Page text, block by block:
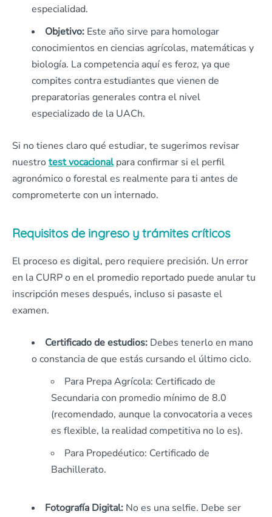
especialidad.
Objetivo: Este año sirve para homologar
conocimientos en ciencias agrícolas, matemáticas y
biología. La competencia aquí es feroz, ya que
compites contra estudiantes que vienen de
preparatorias generales contra el nivel
especializado de la UACh.
Si no tienes claro qué estudiar, te sugerimos revisar
nuestro test vocacionalpara confirmar si el perfil
agronómico o forestal es realmente para ti antes de
comprometerte con un internado.
Requisitos de ingreso y trámites críticos
El proceso es digital, pero requiere precisión. Un error
en la CURP o en el promedio reportado puede anular tu
inscripción meses después, incluso si pasaste el
examen.
Certificado de estudios: Debes tenerlo en mano
o constancia de que estás cursando el último ciclo.
Para Prepa Agrícola: Certificado de
Secundaria con promedio mínimo de 8.0
(recomendado, aunque la convocatoria a veces
es flexible, la realidad competitiva no lo es).
Para Propedéutico: Certificado de
Bachillerato.
Fotografía Digital: No es una selfie. Debe ser